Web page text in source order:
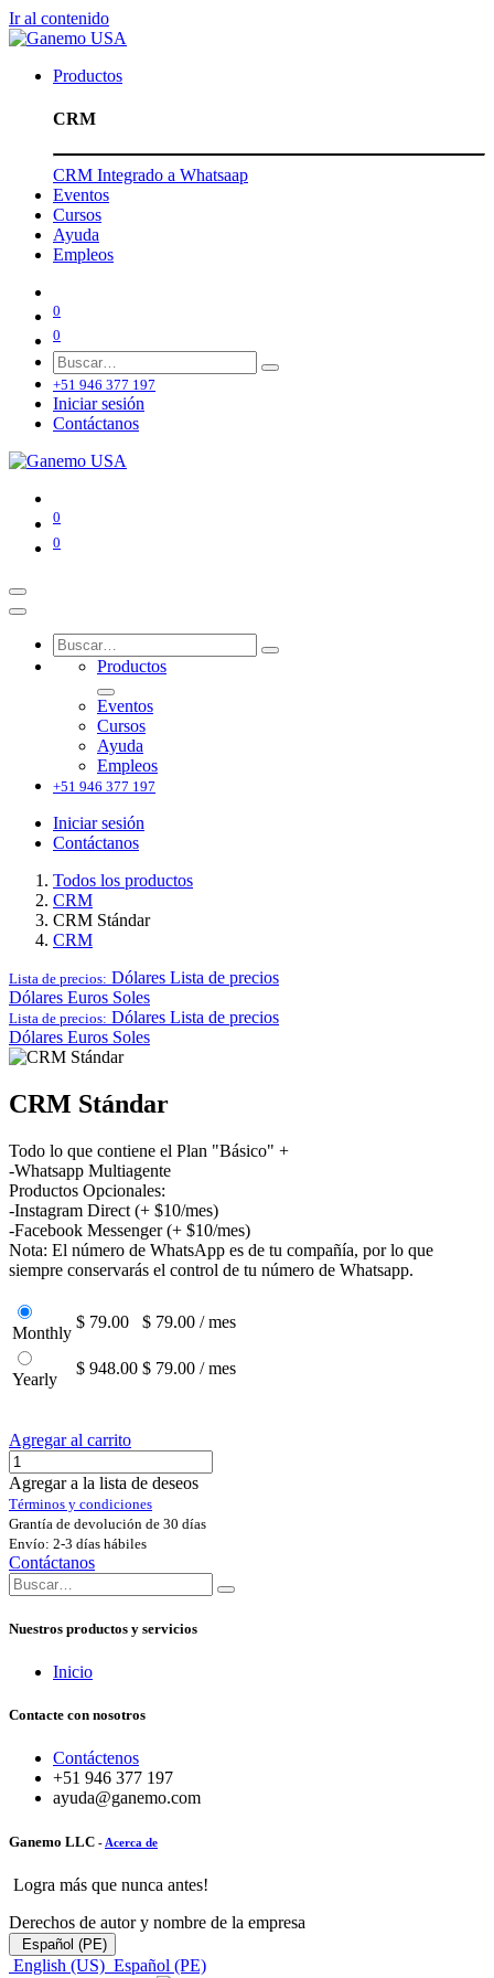
Ir al contenido
Productos
CRM
CRM Integrado a Whatsaap
Eventos
Cursos
Ayuda
Empleos
0
0
+51 946 377 197
Iniciar sesión
Contáctanos
0
0
Productos
Eventos
Cursos
Ayuda
Empleos
+51 946 377 197
Iniciar sesión
Contáctanos
Todos los productos
CRM
CRM Stándar
CRM
Lista de precios: Dólares Lista de precios
Dólares Euros Soles
Lista de precios: Dólares Lista de precios
Dólares Euros Soles
CRM Stándar
Todo lo que contiene el Plan "Básico" +
-Whatsapp Multiagente
Productos Opcionales:
-Instagram Direct (+ $10/mes)
-Facebook Messenger (+ $10/mes)
Nota: El número de WhatsApp es de tu compañía, por lo que
siempre conservarás el control de tu número de Whatsapp.
Monthly
$ 79.00 $ 79.00 / mes
Yearly
$ 948.00 $ 79.00 / mes
Agregar al carrito
Agregar a la lista de deseos
Términos y condiciones
Grantía de devolución de 30 días
Envío: 2-3 días hábiles
Contáctanos
Nuestros productos y servicios
Inicio
Contacte con nosotros
Contáctenos
+51 946 377 197
ayuda@ganemo.com
Ganemo LLC - Acerca de
Logra más que nunca antes!
Derechos de autor y nombre de la empresa
Español (PE)
English (US) Español (PE)